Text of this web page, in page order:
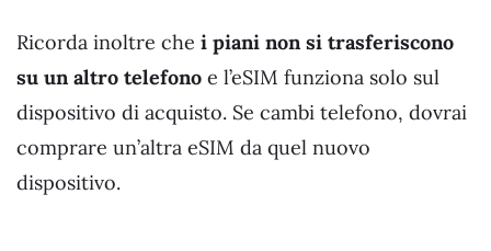
Ricorda inoltre che i piani non si trasferiscono
su un altro telefono e l’eSIM funziona solo sul
dispositivo di acquisto. Se cambi telefono, dovrai
comprare un’altra eSIM da quel nuovo
dispositivo.